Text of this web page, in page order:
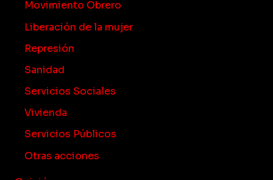
Movimiento Obrero
Liberación de la mujer
Represión
Sanidad
Servicios Sociales
Vivienda
Servicios Públicos
Otras acciones